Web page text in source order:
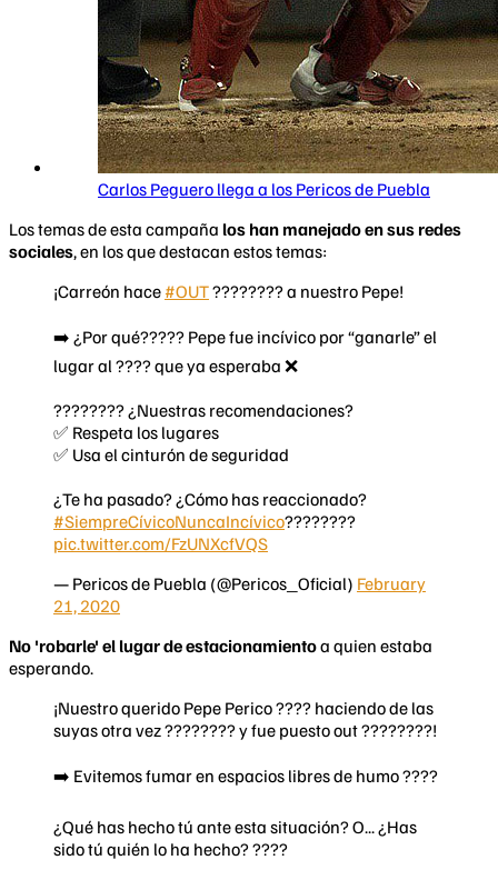
Carlos Peguero llega a los Pericos de Puebla
Los temas de esta campaña los han manejado en sus redes
sociales, en los que destacan estos temas:
¡Carreón hace #OUT???????? a nuestro Pepe!
➡️ ¿Por qué????? Pepe fue incívico por “ganarle” el
lugar al ???? que ya esperaba ❌
???????? ¿Nuestras recomendaciones?
✅ Respeta los lugares
✅ Usa el cinturón de seguridad
¿Te ha pasado? ¿Cómo has reaccionado?
#SiempreCívicoNuncaIncívico????????
pic.twitter.com/FzUNXcfVQS
— Pericos de Puebla (@Pericos_Oficial) February
21, 2020
No 'robarle' el lugar de estacionamientoa quien estaba
esperando.
¡Nuestro querido Pepe Perico ???? haciendo de las
suyas otra vez ???????? y fue puesto out ????????!
➡️ Evitemos fumar en espacios libres de humo ????
¿Qué has hecho tú ante esta situación? O... ¿Has
sido tú quién lo ha hecho? ????